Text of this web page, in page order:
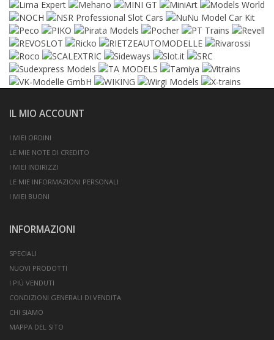
IL MIO ACCOUNT
I MIEI ORDINI
LE MIE NOTE DI CREDITO
I MIEI INDIRIZZI
LE MIE INFORMAZIONI PERSONALI
I MIEI BUONI
INFORMAZIONI
SPECIALI
NUOVI PRODOTTI
I PIÙ VENDUTI
CONDIZIONI GENERALI DI VENDITA
CHI SIAMO
MAPPA DEL SITO